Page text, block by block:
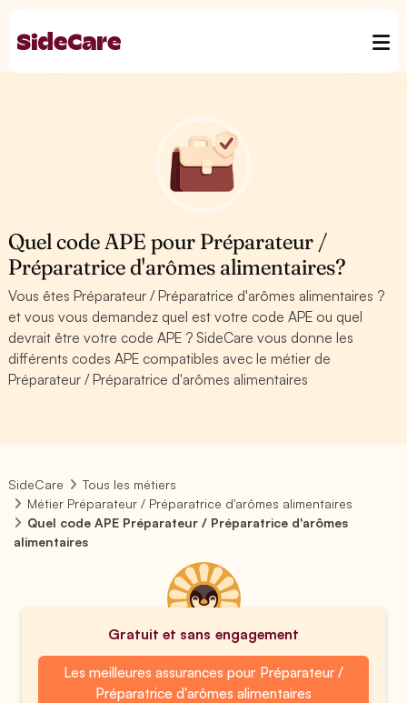
Quel code APE pour Préparateur /
Préparatrice d'arômes alimentaires?
Vous êtes Préparateur / Préparatrice d'arômes alimentaires ?
et vous vous demandez quel est votre code APE ou quel
devrait être votre code APE ? SideCare vous donne les
différents codes APE compatibles avec le métier de
Préparateur / Préparatrice d'arômes alimentaires
SideCare
Tous les métiers
Métier Préparateur / Préparatrice d'arômes alimentaires
Quel code APE Préparateur / Préparatrice d'arômes
alimentaires
Gratuit et sans engagement
Les meilleures assurances pour Préparateur /
Préparatrice d'arômes alimentaires